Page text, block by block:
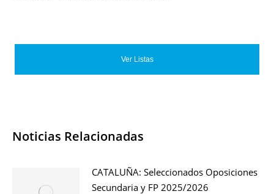
Ver Listas
Noticias Relacionadas
CATALUÑA: Seleccionados Oposiciones
Secundaria y FP 2025/2026